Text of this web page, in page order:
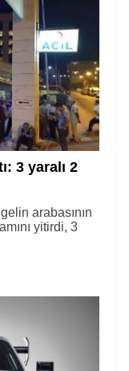
3 yaralı 2
arabasının
yitirdi, 3